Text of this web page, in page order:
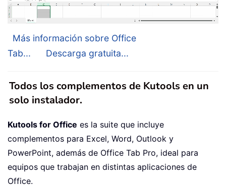
Más información sobre Office
Tab...
Descarga gratuita...
Todos los complementos de Kutools en un
solo instalador.
Kutools for Office es la suite que incluye
complementos para Excel, Word, Outlook y
PowerPoint, además de Office Tab Pro, ideal para
equipos que trabajan en distintas aplicaciones de
Office.